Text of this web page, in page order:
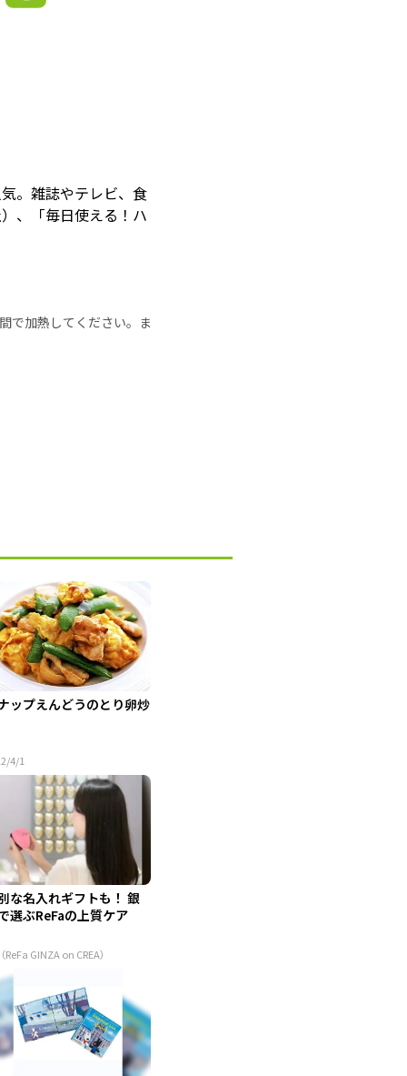
。雑誌やテレビ、食
、「毎日使える！ハ
で加熱してください。ま
ップえんどうのとり卵炒
4/1
な名入れギフトも！ 銀
選ぶReFaの上質ケア
ReFa GINZA on CREA）